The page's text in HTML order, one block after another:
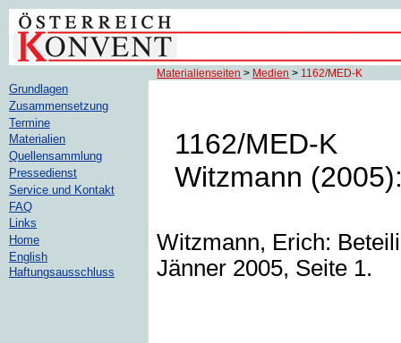
Materialienseiten > Medien > 1162/MED-K
1162/MED-K
Witzmann
Witzmann, Erich:
Jänner 2005, Seite 1.
Grundlagen
Zusammensetzung
Termine
Materialien
Quellensammlung
Pressedienst
Service und Kontakt
FAQ
Links
Home
English
Haftungsausschluss